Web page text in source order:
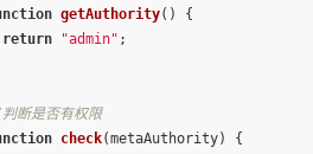
getAuthority( ) {
return
"admin" ;
断是否有权限
check(metaAuthority) {